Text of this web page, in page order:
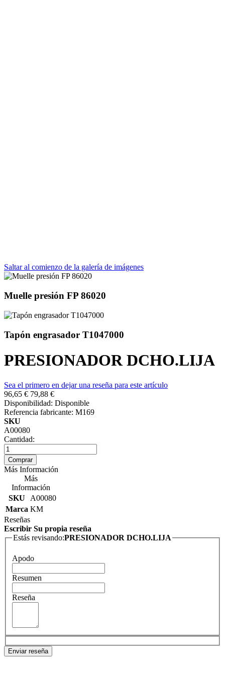
Saltar al comienzo de la galería de imágenes
Muelle presión FP 86020
Tapón engrasador T1047000
PRESIONADOR DCHO.LIJA
Sea el primero en dejar una reseña para este artículo
96,65 € 79,88 €
Disponibilidad: Disponible
Referencia fabricante: M169
SKU
A00080
Cantidad:
Comprar
Más Información
Más
Información
SKU
A00080
Marca KM
Reseñas
Escribir Su propia reseña
Estás revisando:PRESIONADOR DCHO.LIJA
Apodo
Resumen
Reseña
Enviar reseña